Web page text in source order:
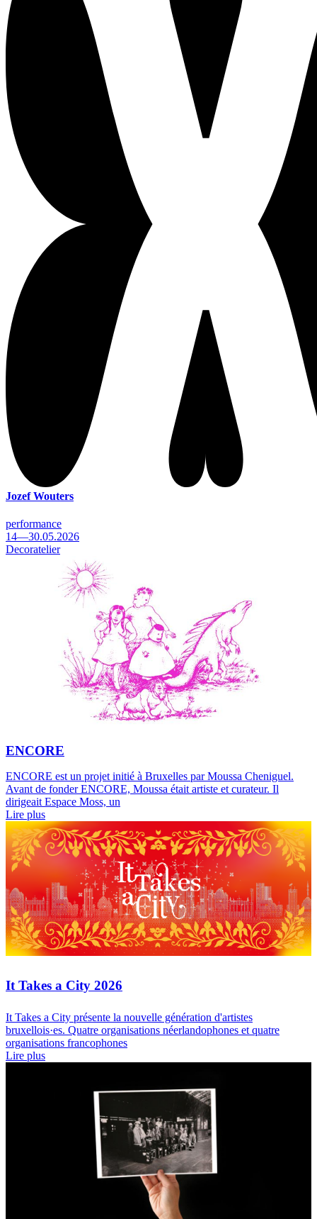
Jozef Wouters
performance
14—30.05.2026
Decoratelier
ENCORE
ENCORE est un projet initié à Bruxelles par Moussa Cheniguel.
Avant de fonder ENCORE, Moussa était artiste et curateur. Il
dirigeait Espace Moss, un
Lire plus
It Takes a City 2026
It Takes a City présente la nouvelle génération d'artistes
bruxellois·es. Quatre organisations néerlandophones et quatre
organisations francophones
Lire plus